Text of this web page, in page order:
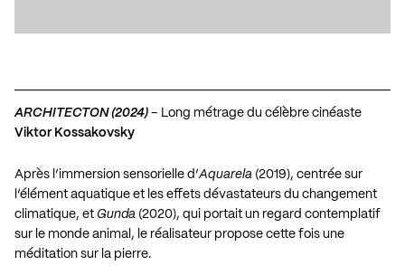
ARCHITECTON (2024) – Long métrage du célèbre cinéaste
Viktor Kossakovsky
Après l’immersion sensorielle d’Aquarela (2019), centrée sur
l’élément aquatique et les effets dévastateurs du changement
climatique, et Gunda (2020), qui portait un regard contemplatif
sur le monde animal, le réalisateur propose cette fois une
méditation sur la pierre.